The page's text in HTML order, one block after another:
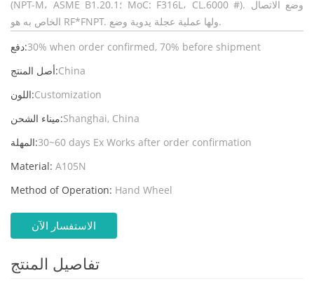
(NPT-M، ASME B1.20.1؛ MoC: F316L، CL.6000 #). وضع الاتصال
الخاص به هو RF*FNPT. ولها عملية عجلة يدوية وضع.
دفع:30% when order confirmed, 70% before shipment
أصل المنتج:China
اللون:Customization
ميناء الشحن:Shanghai, China
المهلة:30~60 days Ex Works after order confirmation
Material: A105N
Method of Operation: Hand Wheel
الاستفسار الآن
تفاصيل المنتج